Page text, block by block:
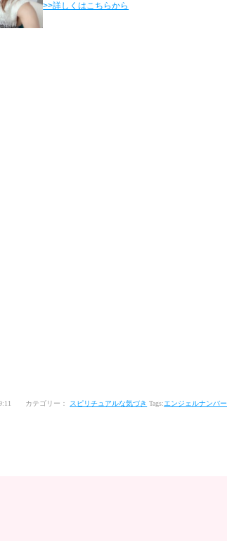
>>詳しくはこちらから
カテゴリー： スピリチュアルな気づき Tags:エンジェルナンバー